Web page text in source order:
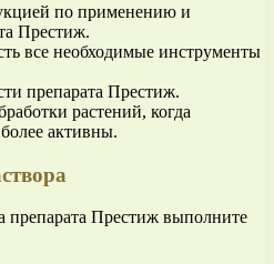
по применению и
Престиж.
все необходимые инструменты
препарата Престиж.
растений, когда
активны.
препарата Престиж выполните